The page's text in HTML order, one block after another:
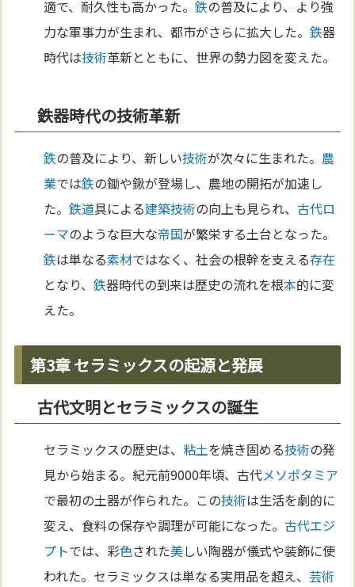
適で、耐久性も高かった。鉄の普及により、より強
力な軍事力が生まれ、都市がさらに拡大した。鉄器
時代は技術革新とともに、世界の勢力図を変えた。
鉄器時代の技術革新
鉄の普及により、新しい技術が次々に生まれた。 農
業では鉄の鋤や鍬が登場し、農地の開拓が加速し
た。鉄道具による建築技術の向上も見られ、古代ロ
ーマのような巨大な帝国が繁栄する土台となった。
鉄は単なる素材ではなく、社会の根幹を支える存在
となり、鉄器時代の到来は歴史の流れを根本的に変
えた。
第3章 セラミックスの起源と発展
古代文明とセラミックスの誕生
セラミックスの歴史は、 粘土を焼き固める技術の発
見から始まる。紀元前9000年頃、古代メソポタミア
で最初の土器が作られた。この技術は生活を劇的に
変え、食料の保存や調理が可能になった。古代エジ
プトでは、彩色された美しい陶器が儀式や装飾に使
われた。セラミックスは単なる実用品を超え、芸術